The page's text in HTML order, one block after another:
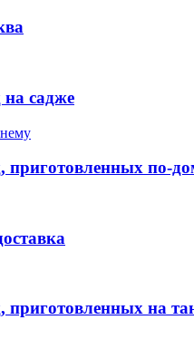
на садже
приготовленных по-
приготовленных на